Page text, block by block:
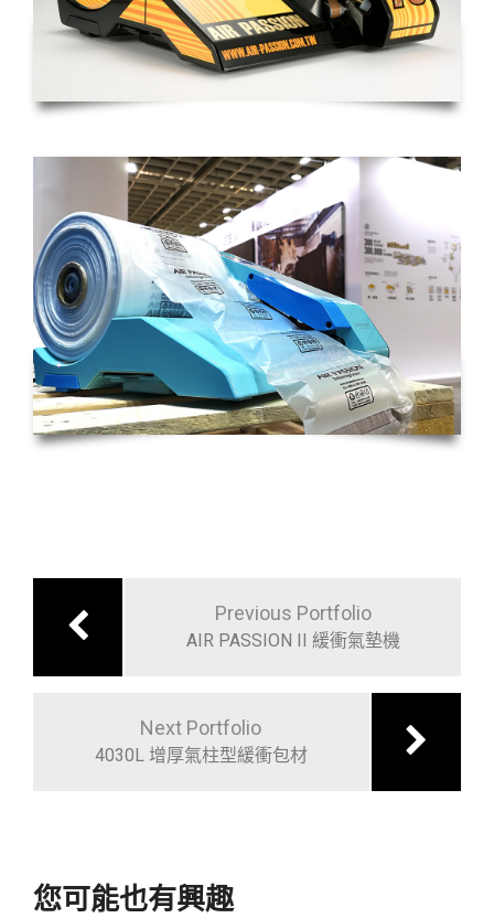
覽
Previous Portfolio
AIR PASSION II 緩衝氣墊機
Next Portfolio
4030L 增厚氣柱型緩衝包材
您可能也有興趣